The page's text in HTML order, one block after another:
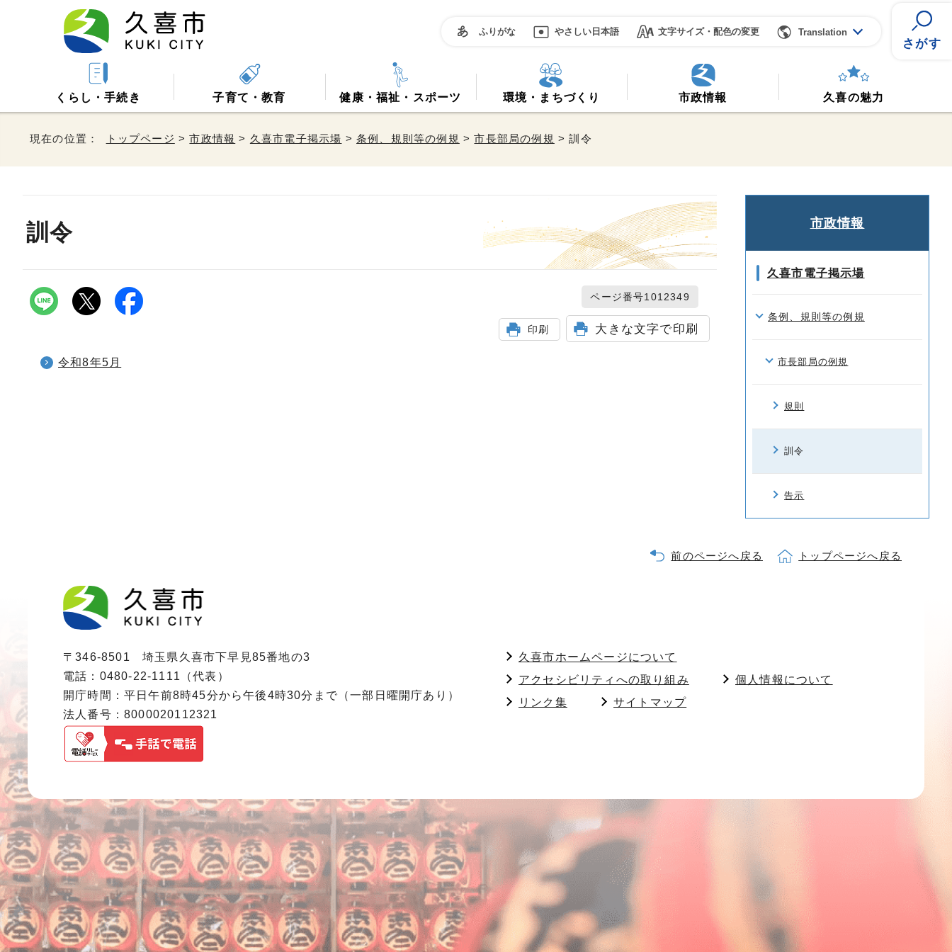
ふりがな やさしい日本語 文字サイズ・配色の変更 Translation
さがす
くらし・手続き 子育て・教育 健康・福祉・スポーツ 環境・まちづくり 市政情報 久喜の魅力
現在の位置： トップページ >市政情報 > 久喜市電子掲示場 >条例、規則等の例規 >市長部局の例規 > 訓令
訓令
ページ番号1012349
印刷 大きな文字で印刷
令和8年5月
市政情報
久喜市電子掲示場
条例、規則等の例規
市長部局の例規
規則
訓令
告示
前のページへ戻る トップページへ戻る
〒346-8501 埼玉県久喜市下早見85番地の3
電話：0480-22-1111（代表）
開庁時間：平日午前8時45分から午後4時30分まで（一部日曜開庁あり）
法人番号：8000020112321
久喜市ホームページについて
アクセシビリティへの取り組み
個人情報について
リンク集
サイトマップ